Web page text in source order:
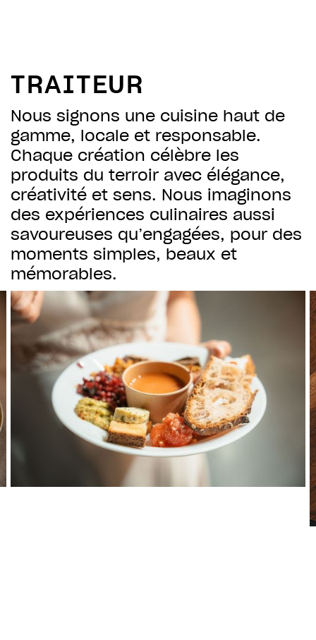
TRAITEUR
Nous signons une cuisine haut de
gamme, locale et responsable.
Chaque création célèbre les
produits du terroir avec élégance,
créativité et sens. Nous imaginons
des expériences culinaires aussi
savoureuses qu’engagées, pour des
moments simples, beaux et
mémorables.